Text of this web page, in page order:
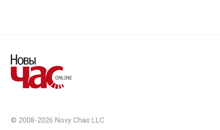
© 2008-2026 Novy Chas LLC